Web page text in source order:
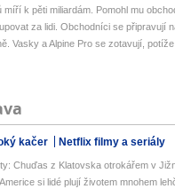
k pěti miliardám. Pomohl mu
za lidi. Obchodníci se připravují
Vasky a Alpine Pro se zotavují, potíže
kačer Netflix filmy a seriály
Chuďas z Klatovska otrokářem v
si lidé plují životem mnohem